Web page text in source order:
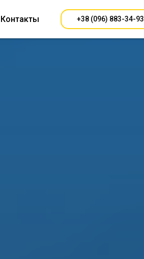
Контакты +38 (096) 883-34-93